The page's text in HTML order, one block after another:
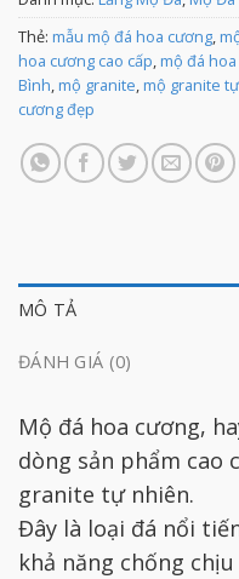
Thẻ: mẫu mộ đá hoa cương,
hoa cương cao cấp,mộ đá
Bình,mộ granite,mộ granite
cương đẹp
MÔ TẢ
ĐÁNH GIÁ (0)
Mộ đá hoa cương,
dòng sản phẩm cao
granite tự nhiên.
Đây là loại đá nổi
khả năng chống